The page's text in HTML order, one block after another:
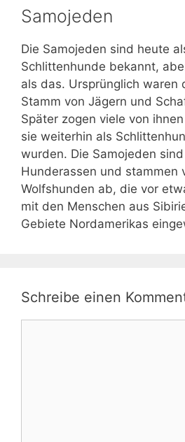
Samojeden
Die Samojeden sind heute
Schlittenhunde bekannt,
als das. Ursprünglich waren
Stamm von Jägern und
Später zogen viele von
sie weiterhin als
wurden. Die Samojeden
Hunderassen und stammen
Wolfshunden ab, die vor
mit den Menschen aus
Gebiete Nordamerikas
Schreibe einen